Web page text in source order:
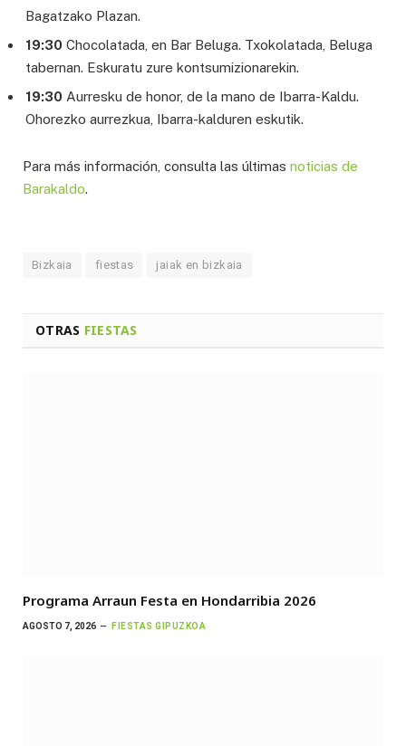
Bagatzako Plazan.
19:30 Chocolatada, en Bar Beluga. Txokolatada, Beluga
tabernan. Eskuratu zure kontsumizionarekin.
19:30 Aurresku de honor, de la mano de Ibarra-Kaldu.
Ohorezko aurrezkua, Ibarra-kalduren eskutik.
Para más información, consulta las últimas noticias de
Barakaldo.
Bizkaia fiestas jaiak en bizkaia
OTRAS FIESTAS
Programa Arraun Festa en Hondarribia 2026
AGOSTO 7, 2026 FIESTAS GIPUZKOA